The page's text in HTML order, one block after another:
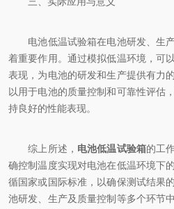
电池低温试验箱在电池研发、生产
着重要作用。通过模拟低温环境，可
表现，为电池的研发和生产提供有力
以用于电池的质量控制和可靠性评估
持良好的性能表现。
综上所述， 电池低温试验箱的工
确控制温度实现对电池在低温环境下
循国家或国际标准，以确保测试结果
池研发、生产及质量控制等多个环节